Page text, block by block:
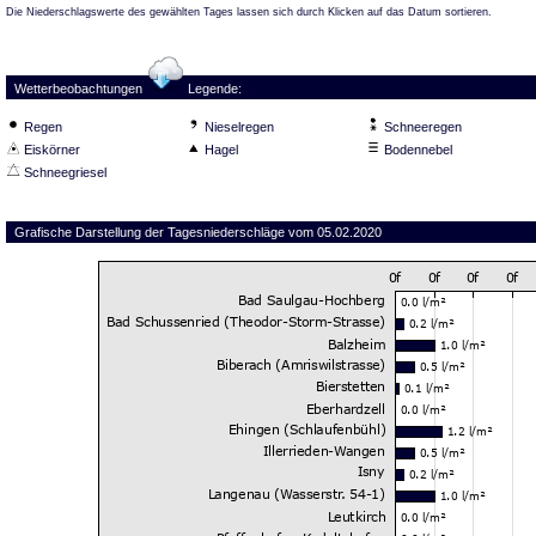
Die Niederschlagswerte des gewählten Tages lassen sich durch Klicken auf das Datum sortieren.
Wetterbeobachtungen Legende:
Regen Nieselregen
Schneeregen
Eiskörner
Hagel
Bodennebel
Schneegriesel
Grafische Darstellung der Tagesniederschläge vom 05.02.2020